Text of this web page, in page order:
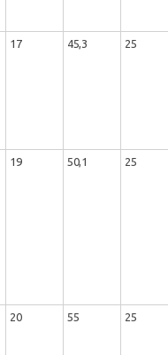
17 45,3 25
19 50,1 25
20 55 25